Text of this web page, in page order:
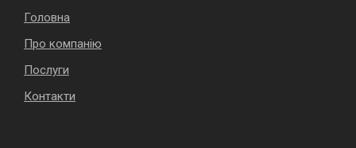
Головна
Про компанію
Послуги
Контакти